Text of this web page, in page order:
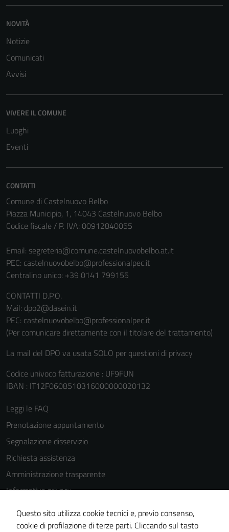
NOVITÀ
Notizie
Comunicati
Avvisi
VIVERE IL COMUNE
Luoghi
Eventi
CONTATTI
Comune di Castelnuovo Belbo
Piazza Municipio, 1, 14043 Castelnuovo Belbo
Codice fiscale / P. IVA: 00912840055
Email: segreteria@comune.castelnuovobelbo.at.it
PEC: castelnuovobelbo@professionalpec.it
Centralino unico: +39 0141 799155
CONTATTI D.P.O.
Mail: dpo2@dasein.it
PEC: castelnuovobelbo@professionalpec.it
(Per comunicare direttamente con il titolare del trattamento)
La mail del DPO va usata SOLO per questioni di privacy
Codice univoco fatturazione : UF9FUN
IBAN : IT12F0608510316000000020132
Leggi le FAQ
Prenotazione appuntamento
Segnalazione disservizio
Richiesta assistenza
Amministrazione trasparente
Informativa privacy
Cookie Policy
Note legali
Questo sito utilizza cookie tecnici e, previo consenso,
cookie di profilazione di terze parti. Cliccando sul tasto
Questi cookie
sono necessari